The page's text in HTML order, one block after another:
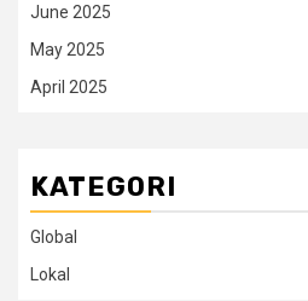
June 2025
May 2025
April 2025
KATEGORI
Global
Lokal